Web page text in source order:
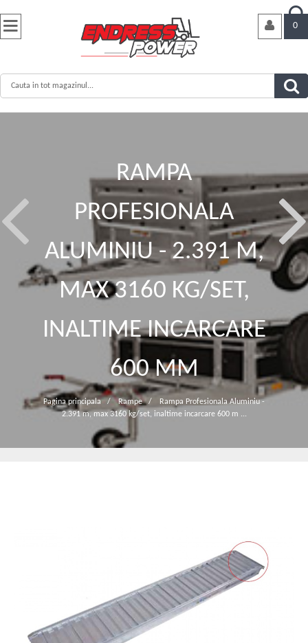

0

RAMPA
PROFESIONALA
ALUMINIU - 2.391 M,
MAX 3160 KG/SET,
INALTIME INCARCARE
600 MM
Pagina principala / Rampe /
Rampa Profesionala Aluminiu -
2.391 m, max 3160 kg/set, inaltime incarcare 600 m ...